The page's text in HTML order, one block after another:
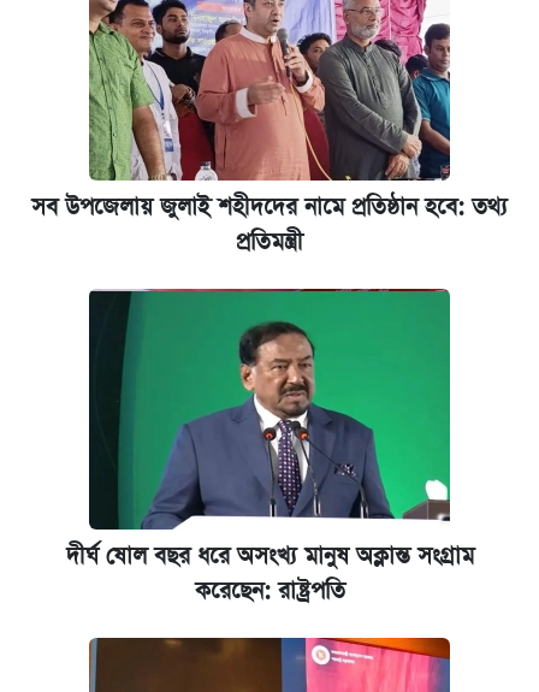
কবে শুরু হচ্ছে ঢাবির ভর্তি আবেদন, জানাল কর্তৃপক্ষ
নবম পে স্কেল বাস্তবায়ন চূড়ান্ত পর্যায়ে, যা জানালেন
অর্থমন্ত্রী
জুলাই স্মৃতি জাদুঘরে যেতে টিকিট কাটবেন যেভাবে
যুক্তরাষ্ট্র থেকে আরও ২৩ বাংলাদেশিকে দেশে
ফেরত পাঠানো হলো
সব উপজেলায় জুলাই শহীদদের নামে প্রতিষ্ঠান হবে: তথ্য
প্রতিমন্ত্রী
দীর্ঘ ষোল বছর ধরে অসংখ্য মানুষ অক্লান্ত সংগ্রাম
করেছেন: রাষ্ট্রপতি